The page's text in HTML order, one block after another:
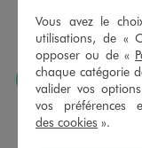
sont à votre
conditions en
J’AIME FAIRE
Nous vous
montant au
GÉMO sont
Vous avez le
utilisations, de «
opposer ou de «
chaque catégorie
valider vos
vos
des cookies ».